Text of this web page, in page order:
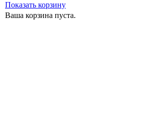
Показать корзину
Ваша корзина пуста.